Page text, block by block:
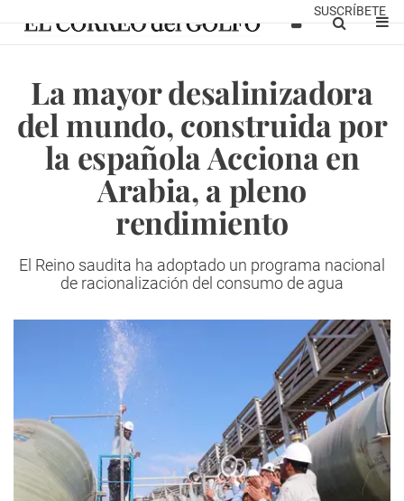
SUSCRÍBETE
La mayor desalinizadora
del mundo, construida por
la española Acciona en
Arabia, a pleno
rendimiento
El Reino saudita ha adoptado un programa nacional
de racionalización del consumo de agua